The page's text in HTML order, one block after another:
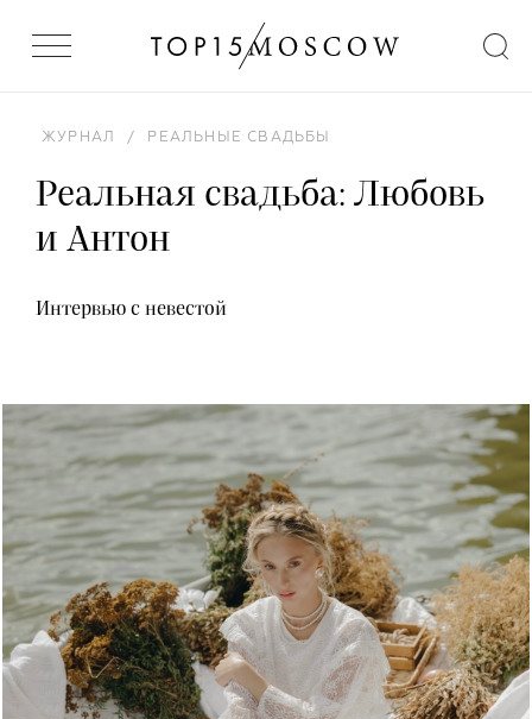
ЖУРНАЛ / РЕАЛЬНЫЕ СВАДЬБЫ
Реальная свадьба: Любовь
и Антон
Интервью с невестой